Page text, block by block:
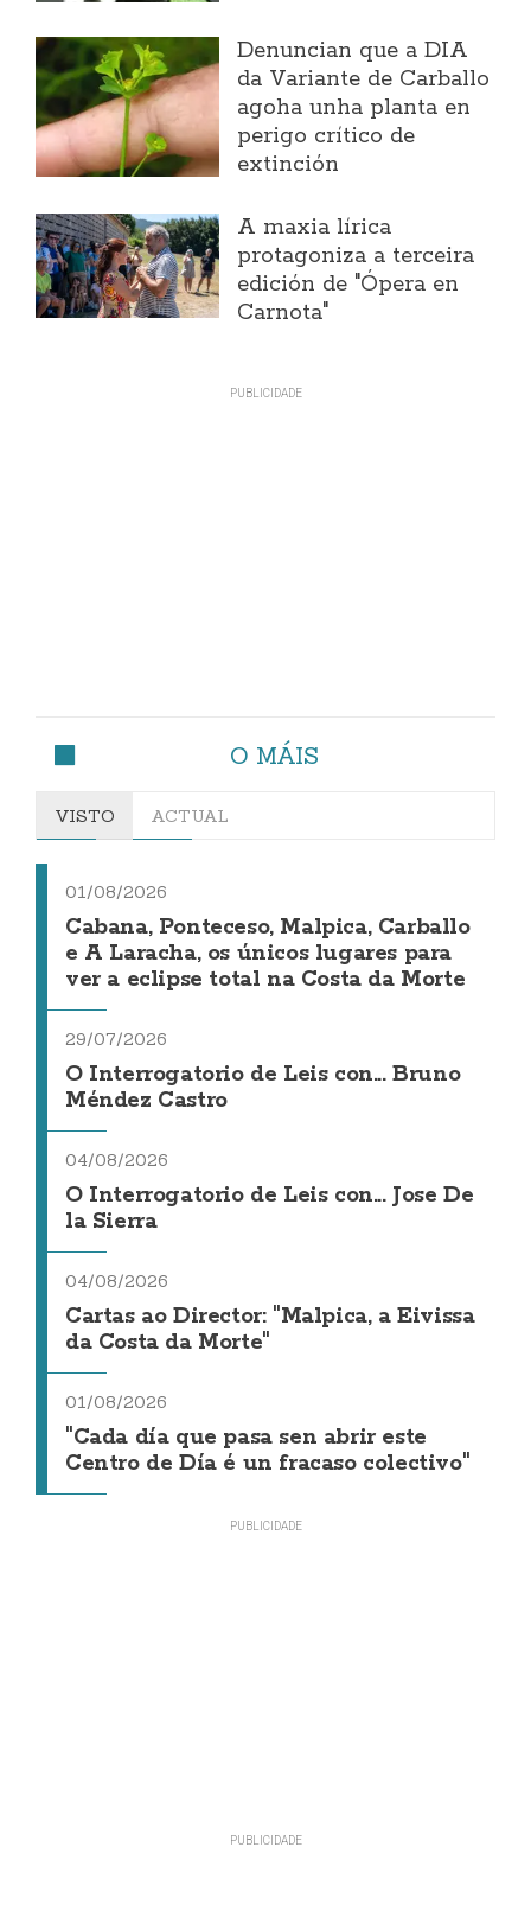
Denuncian que a DIA
da Variante de Carballo
agoha unha planta en
perigo crítico de
extinción
A maxia lírica
protagoniza a terceira
edición de "Ópera en
Carnota"
O MÁIS
VISTO ACTUAL
01/08/2026
Cabana, Ponteceso, Malpica, Carballo
e A Laracha, os únicos lugares para
ver a eclipse total na Costa da Morte
29/07/2026
O Interrogatorio de Leis con... Bruno
Méndez Castro
04/08/2026
O Interrogatorio de Leis con... Jose De
la Sierra
04/08/2026
Cartas ao Director: "Malpica, a Eivissa
da Costa da Morte"
01/08/2026
"Cada día que pasa sen abrir este
Centro de Día é un fracaso colectivo"